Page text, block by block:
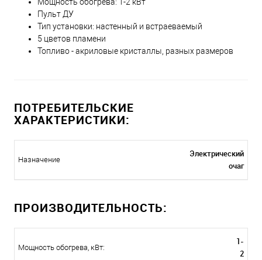
Мощность обогрева: 1-2 кВт
Пульт ДУ
Тип установки: настенный и встраеваемый
5 цветов пламени
Топливо - акриловые кристаллы, разных размеров
ПОТРЕБИТЕЛЬСКИЕ
ХАРАКТЕРИСТИКИ:
Назначение
Электрический
очаг
ПРОИЗВОДИТЕЛЬНОСТЬ:
Мощность обогрева, кВт:
1-
2